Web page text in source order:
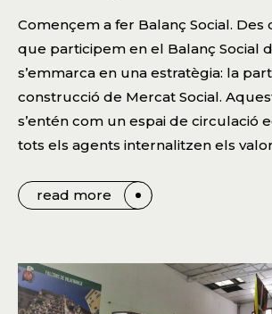
Començem a fer Balanç Social. Des
que participem en el Balanç Social
s’emmarca en una estratègia: la
construcció de Mercat Social.
s’entén com un espai de circulació
tots els agents internalitzen els
read more